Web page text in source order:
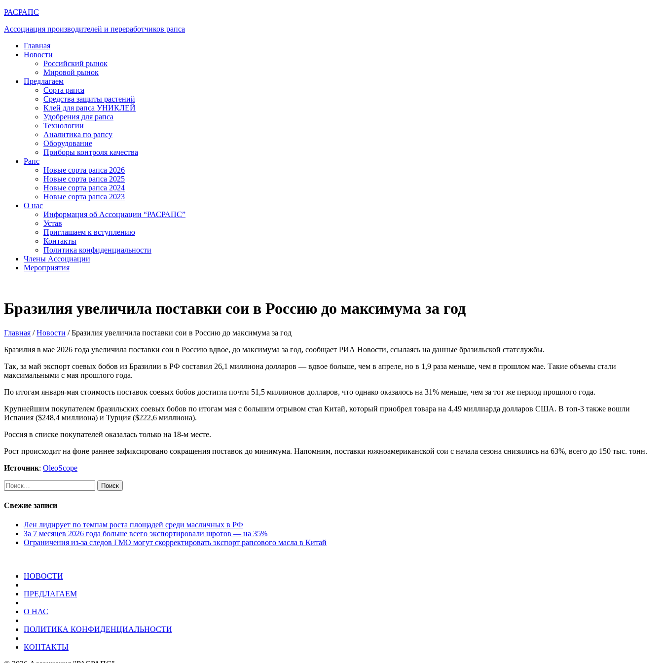
РАСРАПС
Ассоциация производителей и переработчиков рапса
Главная
Новости
Российский рынок
Мировой рынок
Предлагаем
Сорта рапса
Средства защиты растений
Клей для рапса УНИКЛЕЙ
Удобрения для рапса
Технологии
Аналитика по рапсу
Оборудование
Приборы контроля качества
Рапс
Новые сорта рапса 2026
Новые сорта рапса 2025
Новые сорта рапса 2024
Новые сорта рапса 2023
О нас
Информация об Ассоциации “РАСРАПС”
Устав
Приглашаем к вступлению
Контакты
Политика конфиденциальности
Члены Ассоциации
Мероприятия
Бразилия увеличила поставки сои в Россию до максимума за год
Главная /Новости /Бразилия увеличила поставки сои в Россию до максимума за год
Бразилия в мае 2026 года увеличила поставки сои в Россию вдвое, до максимума за год, сообщает РИА Новости, ссылаясь на данные бразильской статслужбы.
Так, за май экспорт соевых бобов из Бразилии в РФ составил 26,1 миллиона долларов — вдвое больше, чем в апреле, но в 1,9 раза меньше, чем в прошлом мае. Такие объемы стали
максимальными с мая прошлого года.
По итогам января-мая стоимость поставок соевых бобов достигла почти 51,5 миллионов долларов, что однако оказалось на 31% меньше, чем за тот же период прошлого года.
Крупнейшим покупателем бразильских соевых бобов по итогам мая с большим отрывом стал Китай, который приобрел товара на 4,49 миллиарда долларов США. В топ-3 также вошли
Испания ($248,4 миллиона) и Турция ($222,6 миллиона).
Россия в списке покупателей оказалась только на 18-м месте.
Рост происходит на фоне раннее зафиксировано сокращения поставок до минимума. Напомним, поставки южноамериканской сои с начала сезона снизились на 63%, всего до 150 тыс. тонн.
Источник: OleoScope
Найти:
Свежие записи
Лен лидирует по темпам роста площадей среди масличных в РФ
За 7 месяцев 2026 года больше всего экспортировали шротов — на 35%
Ограничения из-за следов ГМО могут скорректировать экспорт рапсового масла в Китай
НОВОСТИ
ПРЕДЛАГАЕМ
О НАС
ПОЛИТИКА КОНФИДЕНЦИАЛЬНОСТИ
КОНТАКТЫ